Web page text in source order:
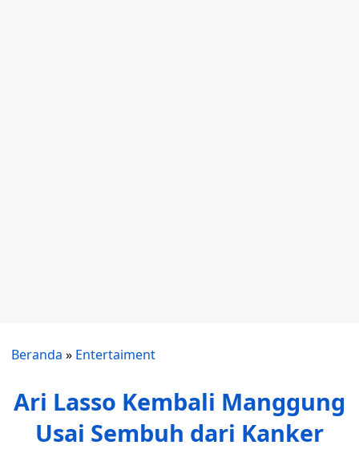
Beranda » Entertaiment
Ari Lasso Kembali Manggung
Usai Sembuh dari Kanker